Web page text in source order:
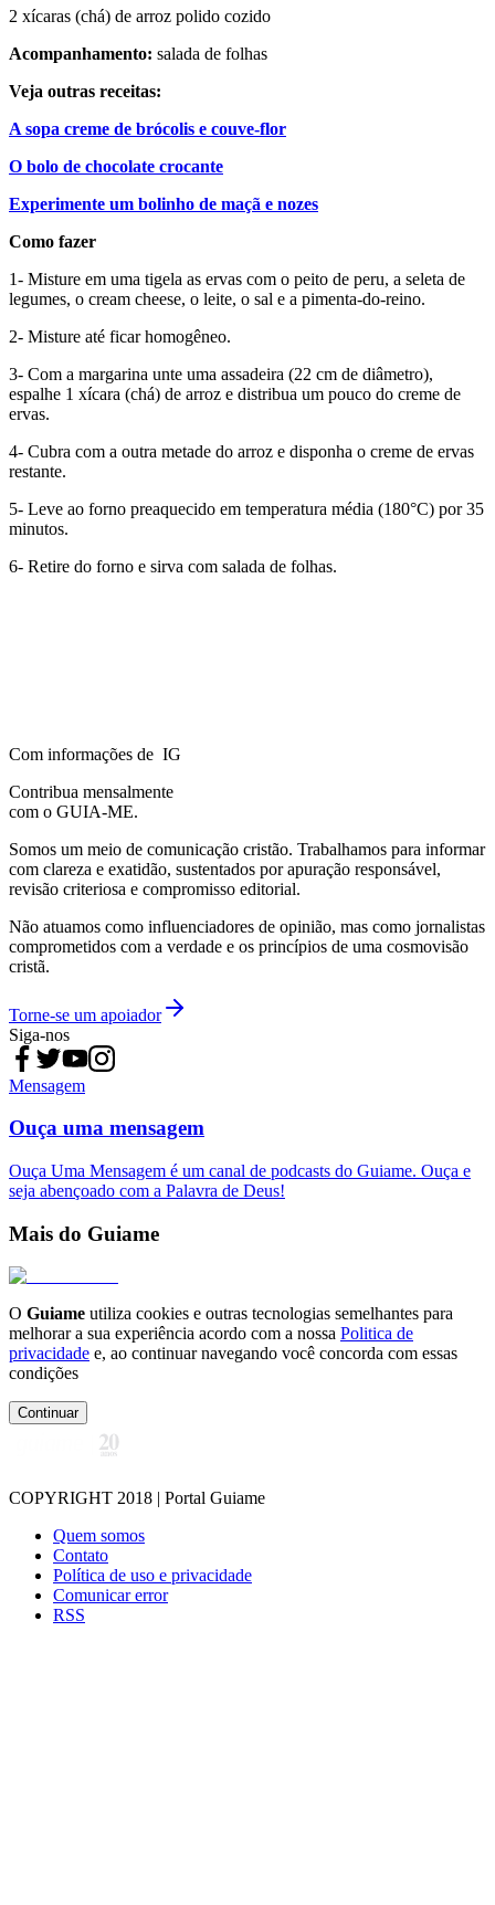
2 xícaras (chá) de arroz polido cozido
Acompanhamento: salada de folhas
Veja outras receitas:
A sopa creme de brócolis e couve-flor
O bolo de chocolate crocante
Experimente um bolinho de maçã e nozes
Como fazer
1- Misture em uma tigela as ervas com o peito de peru, a seleta de
legumes, o cream cheese, o leite, o sal e a pimenta-do-reino.
2- Misture até ficar homogêneo.
3- Com a margarina unte uma assadeira (22 cm de diâmetro),
espalhe 1 xícara (chá) de arroz e distribua um pouco do creme de
ervas.
4- Cubra com a outra metade do arroz e disponha o creme de ervas
restante.
5- Leve ao forno preaquecido em temperatura média (180°C) por 35
minutos.
6- Retire do forno e sirva com salada de folhas.
Com informações de IG
Contribua mensalmente
com o GUIA-ME.
Somos um meio de comunicação cristão. Trabalhamos para informar
com clareza e exatidão, sustentados por apuração responsável,
revisão criteriosa e compromisso editorial.
Não atuamos como influenciadores de opinião, mas como jornalistas
comprometidos com a verdade e os princípios de uma cosmovisão
cristã.
Torne-se um apoiador
Siga-nos
Mensagem
Ouça uma mensagem
Ouça Uma Mensagem é um canal de podcasts do Guiame. Ouça e
seja abençoado com a Palavra de Deus!
Mais do Guiame
O Guiame utiliza cookies e outras tecnologias semelhantes para
melhorar a sua experiência acordo com a nossa Politica de
privacidade e, ao continuar navegando você concorda com essas
condições
Continuar
COPYRIGHT 2018 | Portal Guiame
Quem somos
Contato
Política de uso e privacidade
Comunicar error
RSS